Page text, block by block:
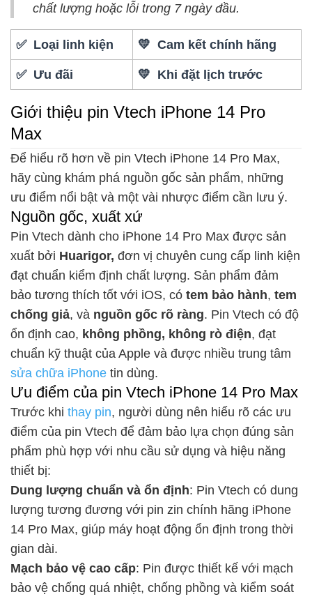
chất lượng hoặc lỗi trong 7 ngày đầu.
✅ Loại linh kiện 💛 Cam kết chính hãng
✅ Ưu đãi 💛 Khi đặt lịch trước
Giới thiệu pin Vtech iPhone 14 Pro
Max
Để hiểu rõ hơn về pin Vtech iPhone 14 Pro Max,
hãy cùng khám phá nguồn gốc sản phẩm, những
ưu điểm nổi bật và một vài nhược điểm cần lưu ý.
Nguồn gốc, xuất xứ
Pin Vtech dành cho iPhone 14 Pro Max được sản
xuất bởi Huarigor, đơn vị chuyên cung cấp linh kiện
đạt chuẩn kiểm định chất lượng. Sản phẩm đảm
bảo tương thích tốt với iOS, có tem bảo hành, tem
chống giả, và nguồn gốc rõ ràng. Pin Vtech có độ
ổn định cao, không phồng, không rò điện, đạt
chuẩn kỹ thuật của Apple và được nhiều trung tâm
sửa chữa iPhone tin dùng.
Ưu điểm của pin Vtech iPhone 14 Pro Max
Trước khi thay pin, người dùng nên hiểu rõ các ưu
điểm của pin Vtech để đảm bảo lựa chọn đúng sản
phẩm phù hợp với nhu cầu sử dụng và hiệu năng
thiết bị:
Dung lượng chuẩn và ổn định: Pin Vtech có dung
lượng tương đương với pin zin chính hãng iPhone
14 Pro Max, giúp máy hoạt động ổn định trong thời
gian dài.
Mạch bảo vệ cao cấp: Pin được thiết kế với mạch
bảo vệ chống quá nhiệt, chống phồng và kiểm soát